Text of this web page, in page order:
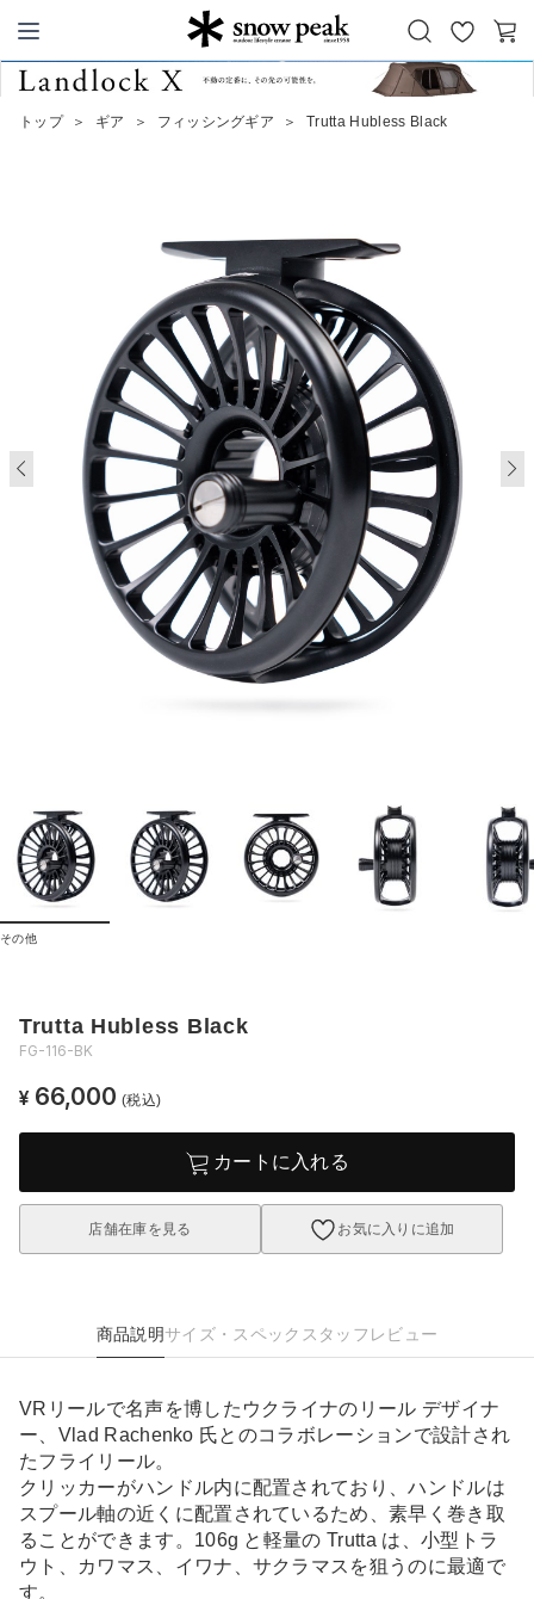
Snow Peak
お
気
カ
トップ ＞ ギア ＞ フィッシングギア ＞ Trutta Hubless Black
その他
Trutta Hubless Black
FG-116-BK
¥ 66,000 (税込)
カートに入れる
店舗在庫を見る お気に入りに追加
商品説明サイズ・スペック スタッフレビュー
VRリールで名声を博したウクライナのリール デザイナ
ー、Vlad Rachenko 氏とのコラボレーションで設計され
たフライリール。
クリッカーがハンドル内に配置されており、ハンドルは
スプール軸の近くに配置されているため、素早く巻き取
ることができます。106g と軽量の Trutta は、小型トラ
ウト、カワマス、イワナ、サクラマスを狙うのに最適で
す。